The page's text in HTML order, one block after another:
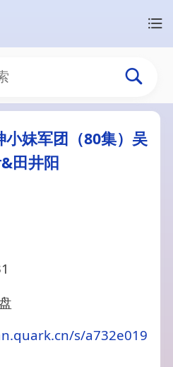
妹军团（80集）吴
田井阳
s/a732e019